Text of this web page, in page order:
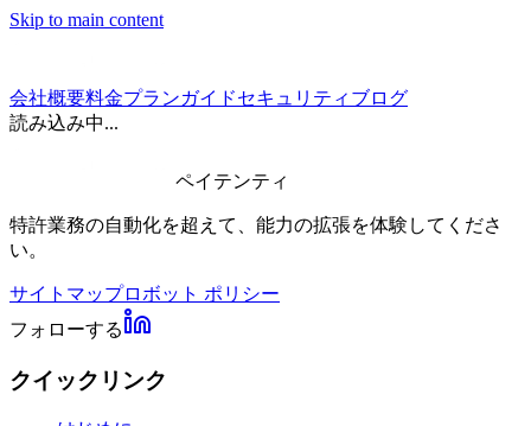
Skip to main content
会社概要料金プランガイドセキュリティ ブログ
読み込み中...
ペイテンティ
特許業務の自動化を超えて、能力の拡張を体験してくださ
い。
サイトマップロボット ポリシー
フォローする
クイックリンク